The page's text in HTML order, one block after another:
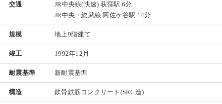
交通
JR中央線(快速) 荻窪駅 6分
JR中央・総武線 阿佐ケ谷駅 14分
規模 地上9階建て
竣工 1992年12月
耐震基準 新耐震基準
構造 鉄骨鉄筋コンクリート(SRC造)